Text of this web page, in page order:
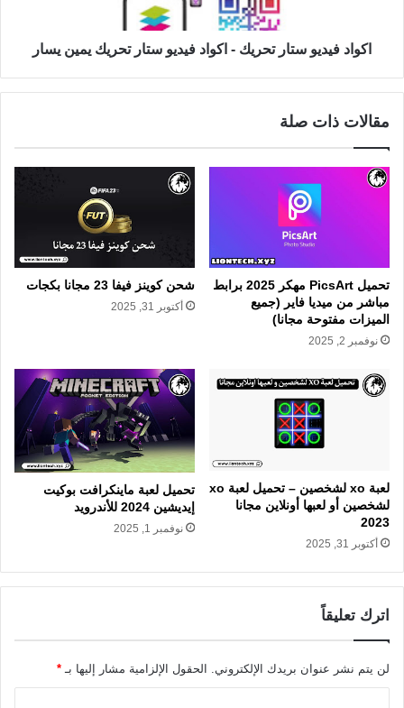
اكواد فيديو ستار تحريك - اكواد فيديو ستار تحريك يمين يسار
مقالات ذات صلة
تحميل PicsArt مهكر 2025 برابط
مباشر من ميديا فاير (جميع
الميزات مفتوحة مجانا)
نوفمبر 2, 2025
شحن كوينز فيفا 23 مجانا بكجات
أكتوبر 31, 2025
لعبة xo لشخصين – تحميل لعبة xo
لشخصين أو لعبها أونلاين مجانا
2023
أكتوبر 31, 2025
تحميل لعبة ماينكرافت بوكيت
إيديشين 2024 للأندرويد
نوفمبر 1, 2025
اترك تعليقاً
لن يتم نشر عنوان بريدك الإلكتروني. الحقول الإلزامية مشار إليها بـ *